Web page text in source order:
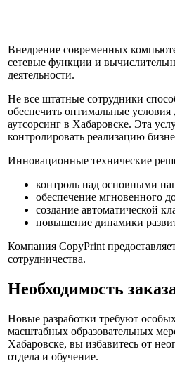
Внедрение современных
сетевые функции и
деятельности.
Не все штатные сотрудники
обеспечить оптимальные
аутсорсинг в Хабаровске. Эта
контролировать реализацию
Инновационные технические
контроль над основными
обеспечение мгновенного
создание автоматической
повышение динамики
Компания CopyPrint
сотрудничества.
Необходимость
Новые разработки требуют
масштабных образовательных
Хабаровске, вы избавитесь от
отдела и обучение.